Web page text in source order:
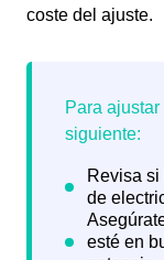
coste del ajuste.